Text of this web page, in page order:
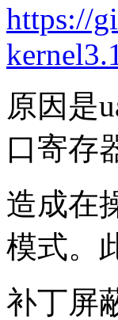
https://
原因是
口寄存
造成在
模式。
补丁屏